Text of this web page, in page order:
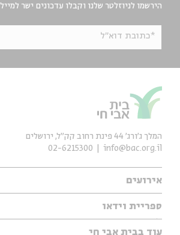
הירשמו לניוזלטר שלנו וקבלו עדכונים ישר למייל
*כתובת דוא"ל
אירועים
עיון
אנגלית
ספריית וידאו
ילדים
עוד בבית אבי חי
המלך ג'ורג' 44 פינת רחוב קק״ל, ירושלים
info@bac.org.il
02-6215300